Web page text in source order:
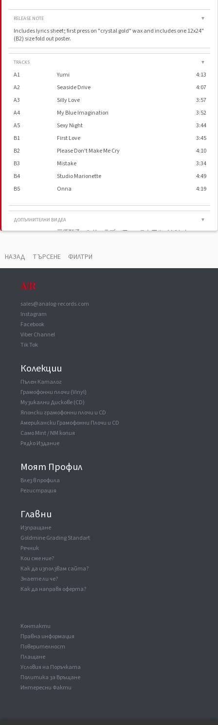
RELEASE NOTE ▼
Includes lyrics sheet; first press on "crystal gold" wax and includes one 12x24"
(B2) size fold out poster.
TRACKS ▼
A1 Yumi
4:13
A2
Seaside Drive
4:07
A3
Silly Love
3:57
A4
My Blue Imagination
3:52
A5
Sexy Night
3:44
B1
First Love
3:45
B2
Please Don't Make Me Cry
4:10
B3
Mistake
3:34
B4
Studio Marionette
4:49
B5
Onna 4:19
ДОПЪЛНИТЕЛНИ ВИДЕА ▼
三原順子 シリーラブ ファーストアルバム"セク
Junko Mihara - Yumi
ВАУЧЕР
Recorded At
Recorded At
НАЗАД ТЪРСЕНЕ ФИЛТРИ
sales@analog-records.com
Instagram
Facebook
Viber Channel
Tik Tok
Колекции
Пълен Каталог
Грамофонни плочи (Vinyl)
Музикални Дискове (CD)
Японски грамофонни плочи и CD
Американски Грамофонни Плочи и CD
Само Mint / NM копия
Рядко Издание
Моят Профил
Влез в профила
Регистрация
Главни
Изпращане
Goldmine Grading Standart
Речник
Кои сме ние?
Как да използвам сайта?
Знаете ли че?
Как да направя оферта?
Kонтакти
Правна информация
Поверителност
Плащане
Условия на Поръчката
Политика за Връщане
Интересни Факти